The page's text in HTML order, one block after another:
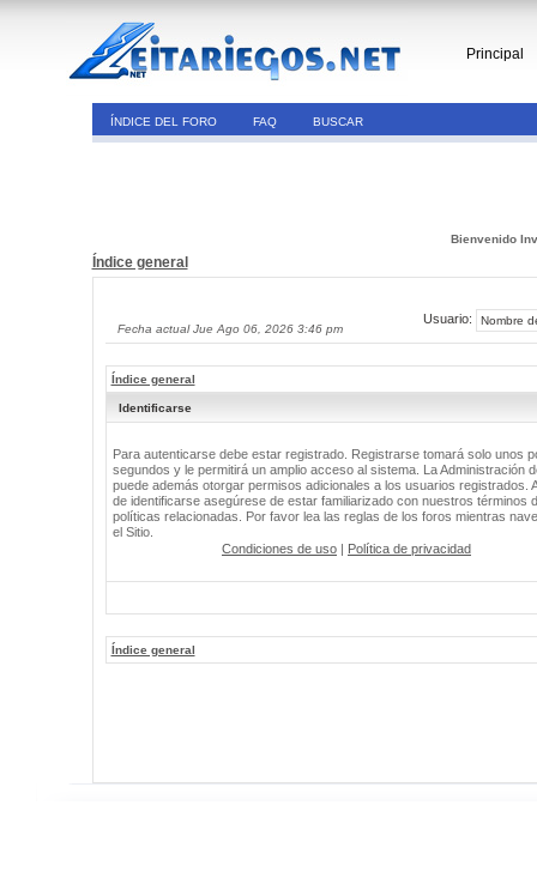
Principal
ÍNDICE DEL FORO FAQ BUSCAR
Bienvenido
Índice general
Fecha actual Jue Ago 06, 2026 3:46 pm
Usuario:
Índice general
Identificarse
Para autenticarse debe estar registrado. Registrarse tomará solo unos
segundos y le permitirá un amplio acceso al sistema. La Administración
puede además otorgar permisos adicionales a los usuarios registrados.
de identificarse asegúrese de estar familiarizado con nuestros términos
políticas relacionadas. Por favor lea las reglas de los foros mientras
el Sitio.
Condiciones de uso | Política de privacidad
Índice general